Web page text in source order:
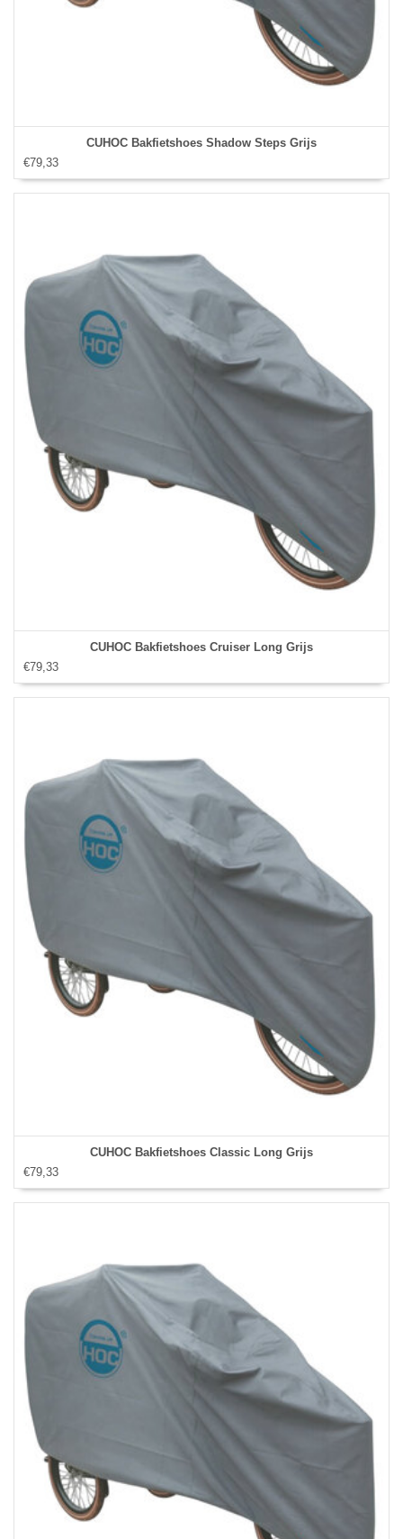
CUHOC Bakfietshoes Shadow Steps Grijs
€79,33
CUHOC Bakfietshoes Cruiser Long Grijs
€79,33
CUHOC Bakfietshoes Classic Long Grijs
€79,33